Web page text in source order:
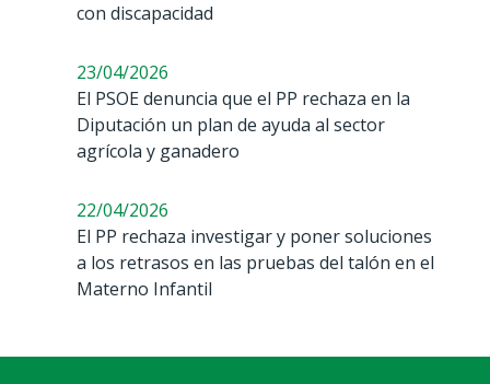
con discapacidad
23/04/2026
El PSOE denuncia que el PP rechaza en la
Diputación un plan de ayuda al sector
agrícola y ganadero
22/04/2026
El PP rechaza investigar y poner soluciones
a los retrasos en las pruebas del talón en el
Materno Infantil